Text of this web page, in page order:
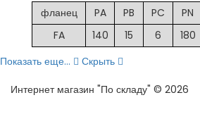
фланец PA PB PC PN
FA
140 15 6 180
Показать еще...
Скрыть
Интернет магазин "По складу" © 2026